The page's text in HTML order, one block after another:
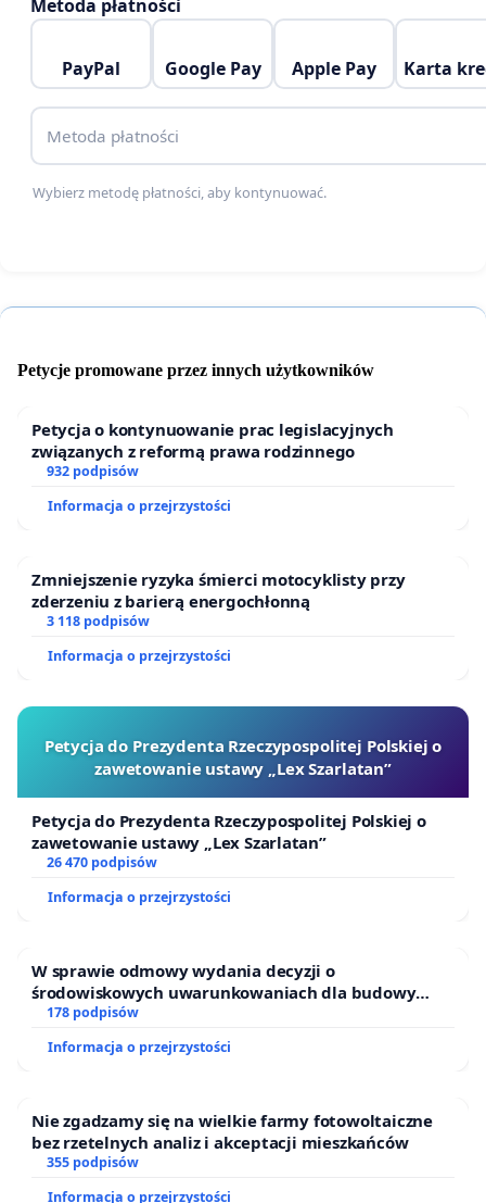
Więcej przeczytasz na naszej stronie:Oddajcie
Kamionkę!
Polsce.
W trosce o dobro całej społeczności akademickiej
prowadzeniem przez władze Uniwersytetu
czujemy się w obowiązku wyrazić zdecydowany
wobec zamiaru sprzedaży Domu Studenckiego
Obecnie ceny najmu pokojów na prywatnym rynku w
Krakowie zbliżają się do 1500 zł. Sytuacji nie poprawiają
także drogie pokoje dostępne w akademikach
W październiku ubiegłego roku media obiegły
tym, że aż dla 500 studentów Uniwersytetu zabrakło
miejsca w akademikach. Zapotrzebowanie na
cenowo pokoje w domach studenckich jest więc
mających na celu zwiększenie bazy miejsc
studentów. Za sprawą zamknięcia DS „Kamionka” ich
została dotkliwie pomniejszona. Mimo ponad 3-
akademika. Pozbywanie się zasobów mieszkaniowych
sytuacji stale rosnących cen najmu postrzegamy jako
działanie na szkodę osób studiujących na
Metoda płatności
PayPal Google Pay Apple Pay Karta
Metoda płatności
Wybierz metodę płatności, aby kontynuować.
Petycje promowane przez innych użytkowników
Petycja o kontynuowanie prac legislacyjnych
związanych z reformą prawa rodzinnego
932 podpisów
Informacja o przejrzystości
Zmniejszenie ryzyka śmierci motocyklisty przy
zderzeniu z barierą energochłonną
3 118 podpisów
Informacja o przejrzystości
Petycja do Prezydenta Rzeczypospolitej Polskiej o
zawetowanie ustawy „Lex Szarlatan”
Petycja do Prezydenta Rzeczypospolitej Polskiej o
zawetowanie ustawy „Lex Szarlatan”
26 470 podpisów
Informacja o przejrzystości
W sprawie odmowy wydania decyzji o
środowiskowych uwarunkowaniach dla budowy
zakładu wytwarzania biometanu „Krynki” w
Puszczy Knyszyńskiej
178 podpisów
Informacja o przejrzystości
Nie zgadzamy się na wielkie farmy fotowoltaiczne
bez rzetelnych analiz i akceptacji mieszkańców
355 podpisów
Informacja o przejrzystości